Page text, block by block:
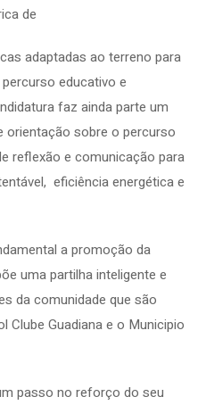
de
adaptadas ao terreno para
educativo e
faz ainda parte um
orientação sobre o percurso
reflexão e comunicação para
eficiência energética e
a promoção da
uma partilha inteligente e
da comunidade que são
Clube Guadiana e o Municipio
passo no reforço do seu